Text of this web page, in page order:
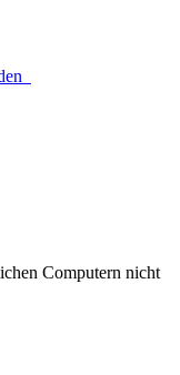
Computern nicht